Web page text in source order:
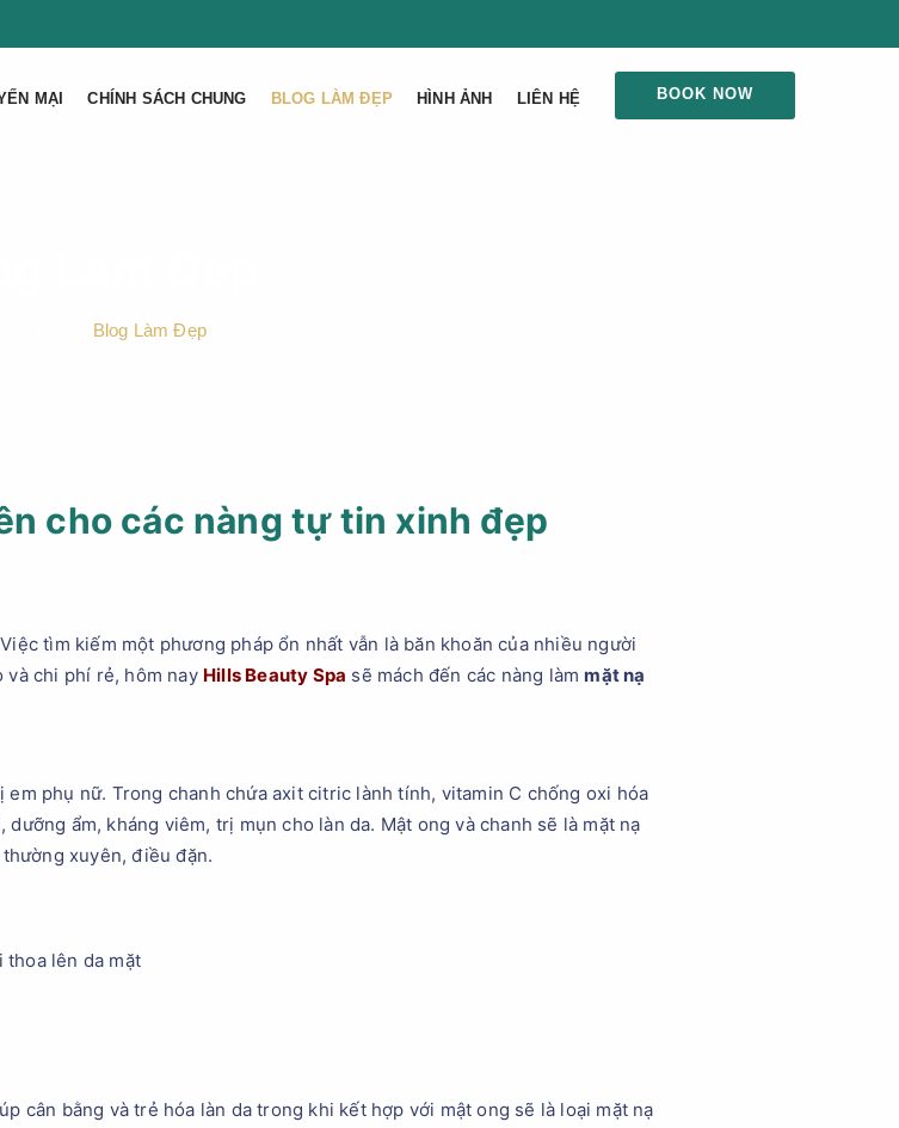
MẠI CHÍNH SÁCH CHUNG BLOG LÀM ĐẸP HÌNH ẢNH LIÊN HỆ BOOK NOW
Blog Làm Đẹp
cho các nàng tự tin xinh đẹp
tìm kiếm một phương pháp ổn nhất vẫn là băn khoăn của nhiều người
và chi phí rẻ, hôm nay Hills Beauty Spa sẽ mách đến các nàng làm mặt nạ
phụ nữ. Trong chanh chứa axit citric lành tính, vitamin C chống oxi hóa
ẩm, kháng viêm, trị mụn cho làn da. Mật ong và chanh sẽ là mặt nạ
xuyên, điều đặn.
lên da mặt
cân bằng và trẻ hóa làn da trong khi kết hợp với mật ong sẽ là loại mặt nạ